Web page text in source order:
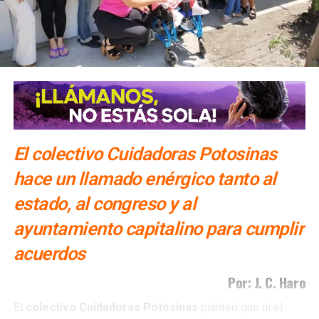
adultos mayores durante procesos de desalojo
NO TE PIERDAS
Continúa programa de reforesción en parques
Tangamanga
El colectivo Cuidadoras Potosinas
hace un llamado enérgico tanto al
estado, al congreso y al
ayuntamiento capitalino para cumplir
acuerdos
Por: J. C. Haro
El colectivo Cuidadoras Potosinas planteó que ni el